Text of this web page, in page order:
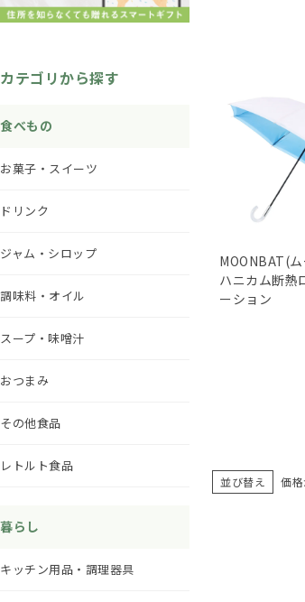
カテゴリから探す
食べもの
お菓子・スイーツ
ドリンク
ジャム・シロップ
調味料・オイル
スープ・味噌汁
おつまみ
その他食品
レトルト食品
暮らし
キッチン用品・調理器具
MOONBAT(
ハニカム断熱
ーション
並び替え 価